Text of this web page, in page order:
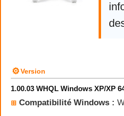
⚙Version
1.00.03 WHQL Windows XP/XP
⊞ Compatibilité Windows :